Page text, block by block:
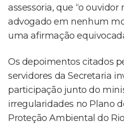
assessoria, que “o
advogado em nenhum
uma afirmação
Os depoimentos citados
servidores da Secretaria
participação junto do
irregularidades no Plano
Proteção Ambiental do